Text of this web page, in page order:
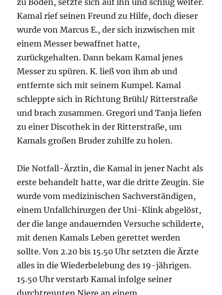
Kamal rief seinen Freund zu Hilfe, doch dieser
wurde von Marcus E., der sich inzwischen mit
einem Messer bewaffnet hatte,
zurückgehalten. Dann bekam Kamal jenes
Messer zu spüren. K. ließ von ihm ab und
entfernte sich mit seinem Kumpel. Kamal
schleppte sich in Richtung Brühl/ Ritterstraße
und brach zusammen. Gregori und Tanja liefen
zu einer Discothek in der Ritterstraße, um
Kamals großen Bruder zuhilfe zu holen.
Die Notfall-Ärztin, die Kamal in jener Nacht als
erste behandelt hatte, war die dritte Zeugin. Sie
wurde vom medizinischen Sachverständigen,
einem Unfallchirurgen der Uni-Klink abgelöst,
der die lange andauernden Versuche schilderte,
mit denen Kamals Leben gerettet werden
sollte. Von 2.20 bis 15.50 Uhr setzten die Ärzte
alles in die Wiederbelebung des 19-jährigen.
15.50 Uhr verstarb Kamal infolge seiner
durchtrennten Niere an einem